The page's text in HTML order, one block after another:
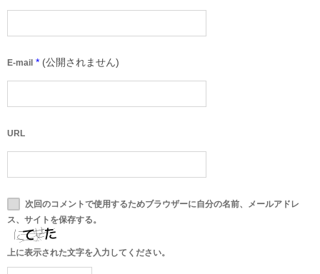
E-mail * (公開されません)
URL
次回のコメントで使用するためブラウザーに自分の名前、メールアドレ
ス、サイトを保存する。
上に表示された文字を入力してください。